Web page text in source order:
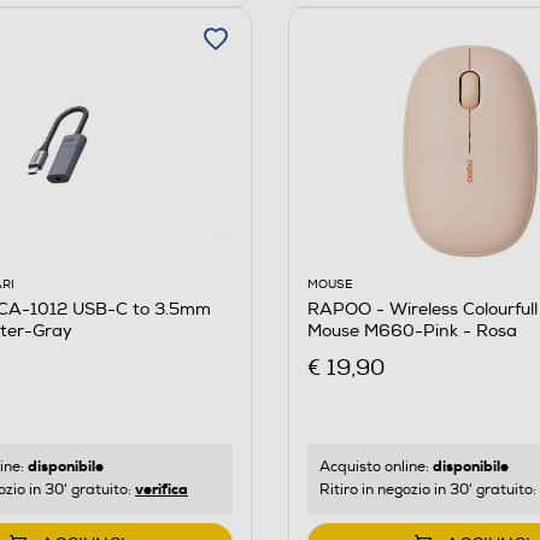
1012 USB-C to 3.5mm
Gray
disponibile
in 30' gratuito: verifica
MOUSE
RAPOO - Wireless
Mouse M660-Pink - Rosa
€ 19,90
Acquisto online: disponibile
Ritiro in negozio in 30' gratuito: